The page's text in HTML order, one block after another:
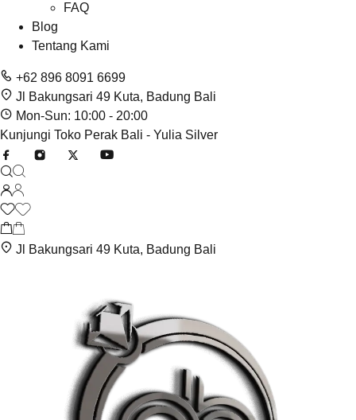
FAQ
Blog
Tentang Kami
+62 896 8091 6699
Jl Bakungsari 49 Kuta, Badung Bali
Mon-Sun: 10:00 - 20:00
Kunjungi Toko Perak Bali - Yulia Silver
Jl Bakungsari 49 Kuta, Badung Bali